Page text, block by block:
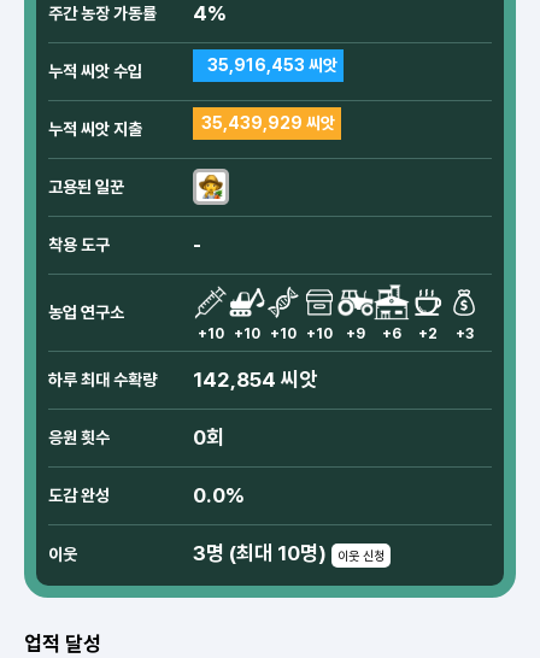
주간 농장 가동률 4%
누적 씨앗 수입 35,916,453 씨앗
누적 씨앗 지출 35,439,929 씨앗
고용된 일꾼
착용 도구 -
농업 연구소
+10 +10 +10 +10 +9 +6 +2 +3
하루 최대 수확량 142,854 씨앗
응원 횟수 0회
도감 완성 0.0%
이웃 3명 (최대 10명) 이웃 신청
업적 달성